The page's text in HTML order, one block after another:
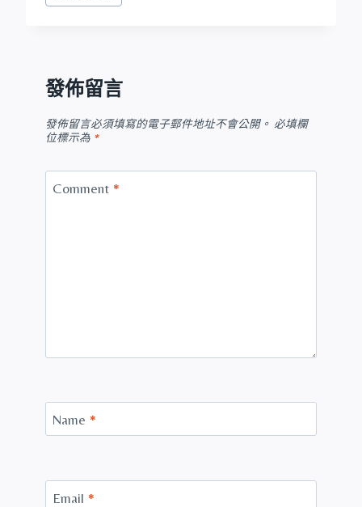
發佈留言
發佈留言必須填寫的電子郵件地址不會公開。 必填欄
位標示為 *
Comment *
Name *
Email *